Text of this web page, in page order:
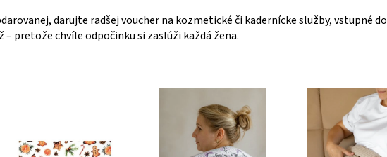
darujte radšej voucher na kozmetické či kadernícke služby, vstupné do
pretože chvíle odpočinku si zaslúži každá žena.